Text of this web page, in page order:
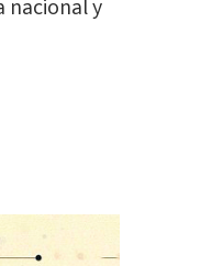
nacional y